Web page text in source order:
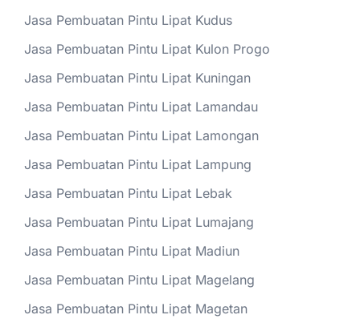
Jasa Pembuatan Pintu Lipat Kudus
Jasa Pembuatan Pintu Lipat Kulon Progo
Jasa Pembuatan Pintu Lipat Kuningan
Jasa Pembuatan Pintu Lipat Lamandau
Jasa Pembuatan Pintu Lipat Lamongan
Jasa Pembuatan Pintu Lipat Lampung
Jasa Pembuatan Pintu Lipat Lebak
Jasa Pembuatan Pintu Lipat Lumajang
Jasa Pembuatan Pintu Lipat Madiun
Jasa Pembuatan Pintu Lipat Magelang
Jasa Pembuatan Pintu Lipat Magetan